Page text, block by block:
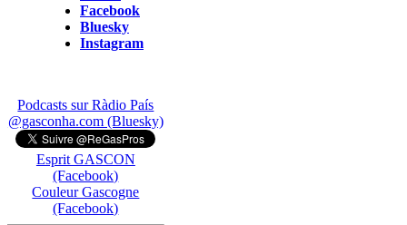
Facebook
Bluesky
Instagram
Podcasts sur Ràdio País
@gasconha.com (Bluesky)
Esprit GASCON
(Facebook)
Couleur Gascogne
(Facebook)